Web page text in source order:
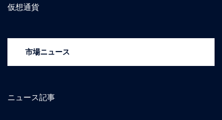
仮想通貨
市場ニュース
ニュース記事